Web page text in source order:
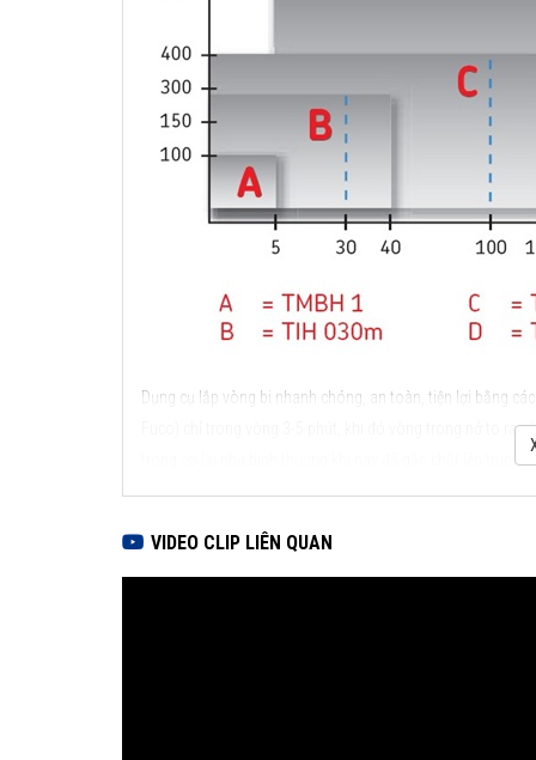
Dụng cụ lắp vòng bi nhanh chóng, an toàn, tiện lợi bằng
Fuco) chỉ trong vòng 3-5 phút, khi đó vòng trong nở to ra
trong co lại như bình thường khi này đã gắn chặt lên trục
Các loại máy gia nhiệt vòng bi của SKF
Máy gia nhiệt SKF TIH 030m/230V
VIDEO CLIP LIÊN QUAN